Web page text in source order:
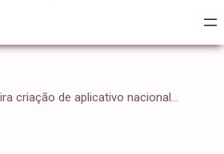
Trabalho da Agraer inspira criação de aplicativo nacional do Crédito Fundiário